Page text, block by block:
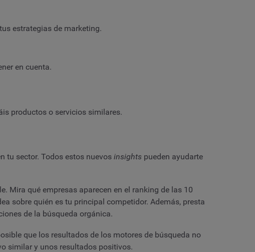
estrategias de marketing.
en cuenta.
productos o servicios similares.
tu sector. Todos estos nuevos insights pueden ayudarte
Mira qué empresas aparecen en el ranking de las 10
sobre quién es tu principal competidor. Además, presta
de la búsqueda orgánica.
que los resultados de los motores de búsqueda no
similar y unos resultados positivos.